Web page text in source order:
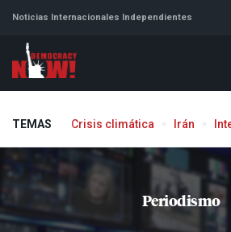
Noticias Internacionales Independientes
TEMAS Crisis climática Irán
Periodismo